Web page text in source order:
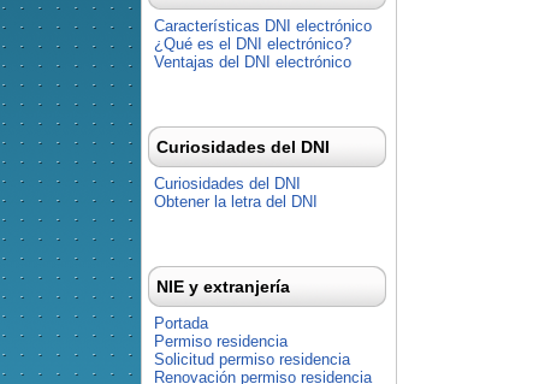
Características DNI electrónico
¿Qué es el DNI electrónico?
Ventajas del DNI electrónico
Curiosidades del DNI
Curiosidades del DNI
Obtener la letra del DNI
NIE y extranjería
Portada
Permiso residencia
Solicitud permiso residencia
Renovación permiso residencia